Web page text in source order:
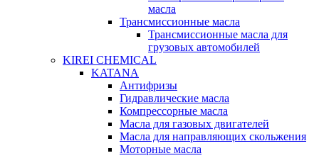
масла
Трансмиссионные масла
Трансмиссионные масла для
грузовых автомобилей
KIREI CHEMICAL
KATANA
Антифризы
Гидравлические масла
Компрессорные масла
Масла для газовых двигателей
Масла для направляющих скольжения
Моторные масла